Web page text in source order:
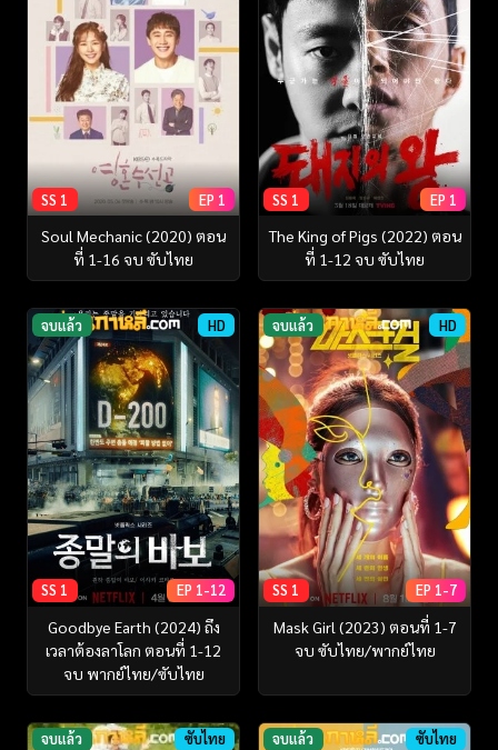
SS 1 EP 1
Soul Mechanic (2020) ตอน
ที่ 1-16 จบ ซับไทย
SS 1 EP 1
The King of Pigs (2022) ตอน
ที่ 1-12 จบ ซับไทย
จบแล้ว HD
SS 1 EP 1-12
Goodbye Earth (2024) ถึง
เวลาต้องลาโลก ตอนที่ 1-12
จบ พากย์ไทย/ซับไทย
จบแล้ว HD
SS 1 EP 1-7
Mask Girl (2023) ตอนที่ 1-7
จบ ซับไทย/พากย์ไทย
จบแล้ว ซับไทย จบแล้ว ซับไทย